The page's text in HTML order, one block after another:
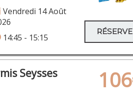
Vendredi 14 Août
14:45 - 15:15
Seysses